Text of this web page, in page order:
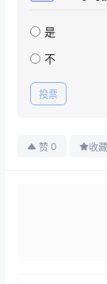
是
不
投票
赞 0 收藏